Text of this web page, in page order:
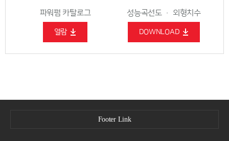
파워펌 카탈로그
열람
성능곡선도 · 외형치수
DOWNLOAD
Footer Link